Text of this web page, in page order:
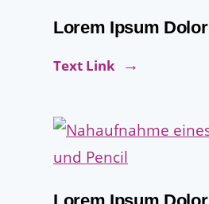
Lorem Ipsum Dolor
Text Link